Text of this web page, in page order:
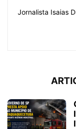
Jornalista Isaias